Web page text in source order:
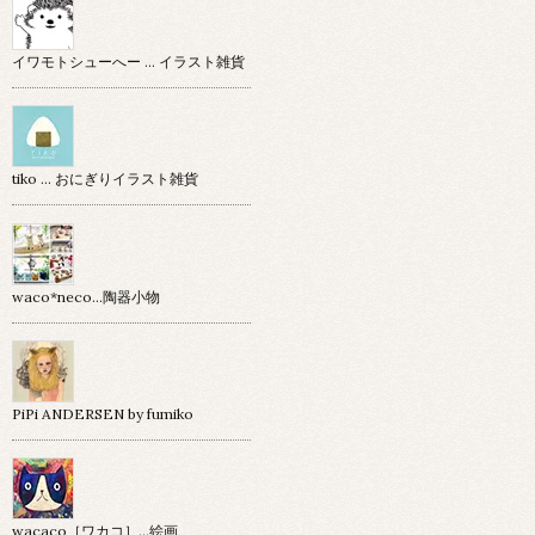
イワモトシューへー … イラスト雑貨
tiko … おにぎりイラスト雑貨
waco*neco...陶器小物
PiPi ANDERSEN by fumiko
wacaco［ワカコ］…絵画